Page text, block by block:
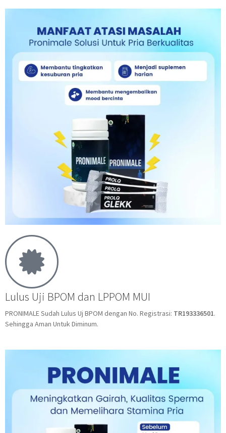
Lulus Uji BPOM dan LPPOM MUI
PRONIMALE Sudah Lulus Uj BPOM dengan No. Registrasi: TR193336501.
Sehingga Aman Untuk Diminum.